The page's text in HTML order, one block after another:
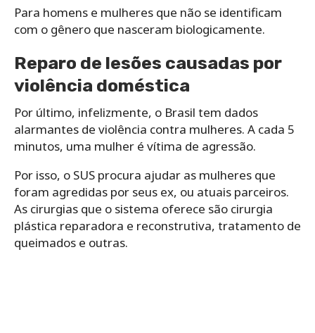
Para homens e mulheres que não se identificam
com o gênero que nasceram biologicamente.
Reparo de lesões causadas por
violência doméstica
Por último, infelizmente, o Brasil tem dados
alarmantes de violência contra mulheres. A cada 5
minutos, uma mulher é vítima de agressão.
Por isso, o SUS procura ajudar as mulheres que
foram agredidas por seus ex, ou atuais parceiros.
As cirurgias que o sistema oferece são cirurgia
plástica reparadora e reconstrutiva, tratamento de
queimados e outras.